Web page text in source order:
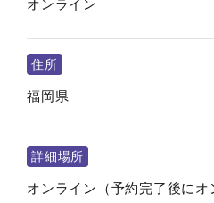
オンライン
住所
福岡県
詳細場所
オンライン（予約完了後に